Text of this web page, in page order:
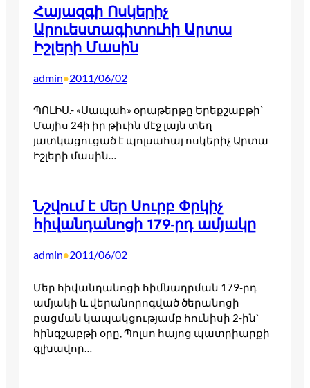
Հայազգի Ոսկերիչ
Արուեստագիտուհի Արտա
Իշլերի Մասին
admin•2011/06/02
ՊՈԼԻՍ.- «Սապահ» օրաթերթը Երեքշաբթի՝
Մայիս 24ի իր թիւին մէջ լայն տեղ
յատկացուցած է պոլսահայ ոսկերիչ Արտա
Իշլերի մասին…
Նշվում է մեր Սուրբ Փրկիչ
հիվանդանոցի 179-րդ ամյակը
admin•2011/06/02
Մեր հիվանդանոցի հիմնադրման 179-րդ
ամյակի և վերանորոգված ծերանոցի
բացման կապակցությամբ հունիսի 2-ին`
հինգշաբթի օրը, Պոլսո հայոց պատրիարքի
գլխավոր…